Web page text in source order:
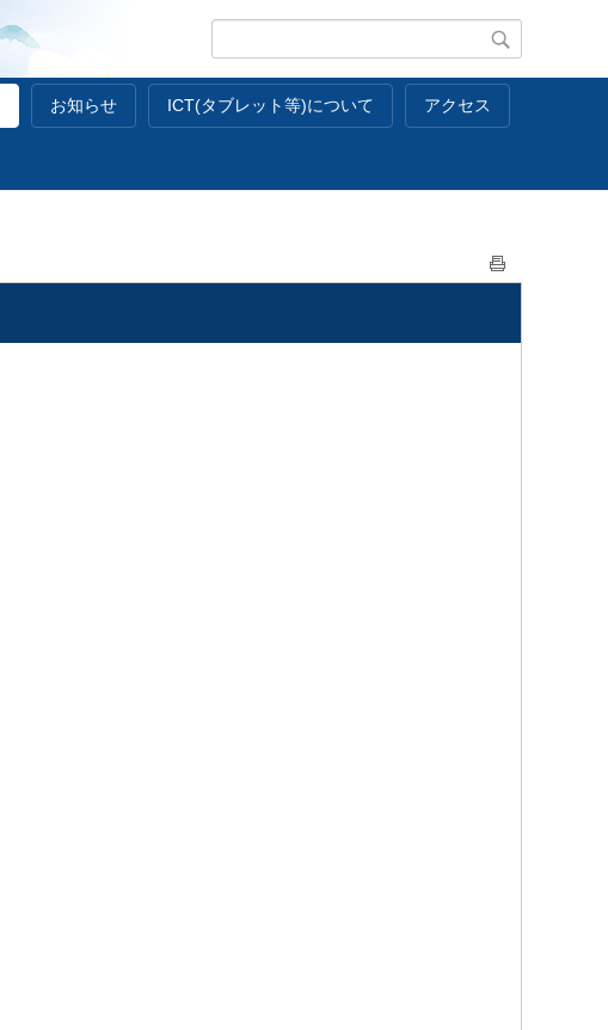
お知らせ ICT(タブレット等)について アクセス